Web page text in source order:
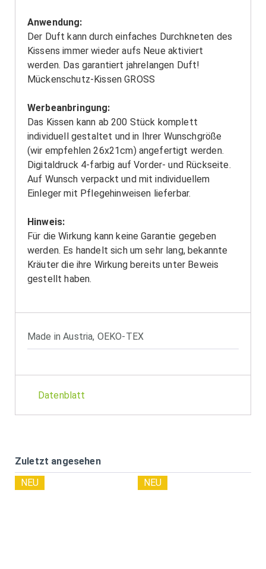
Anwendung:
Der Duft kann durch einfaches Durchkneten des
Kissens immer wieder aufs Neue aktiviert
werden. Das garantiert jahrelangen Duft!
Mückenschutz-Kissen GROSS
Werbeanbringung:
Das Kissen kann ab 200 Stück komplett
individuell gestaltet und in Ihrer Wunschgröße
(wir empfehlen 26x21cm) angefertigt werden.
Digitaldruck 4-farbig auf Vorder- und Rückseite.
Auf Wunsch verpackt und mit individuellem
Einleger mit Pflegehinweisen lieferbar.
Hinweis:
Für die Wirkung kann keine Garantie gegeben
werden. Es handelt sich um sehr lang, bekannte
Kräuter die ihre Wirkung bereits unter Beweis
gestellt haben.
Made in Austria, OEKO-TEX
Datenblatt
Zuletzt angesehen
NEU NEU